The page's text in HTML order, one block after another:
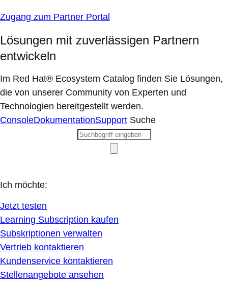
Zugang zum Partner Portal
Lösungen mit zuverlässigen Partnern
entwickeln
Im Red Hat® Ecosystem Catalog finden Sie Lösungen,
die von unserer Community von Experten und
Technologien bereitgestellt werden.
ConsoleDokumentationSupport Suche
Ich möchte:
Jetzt testen
Learning Subscription kaufen
Subskriptionen verwalten
Vertrieb kontaktieren
Kundenservice kontaktieren
Stellenangebote ansehen